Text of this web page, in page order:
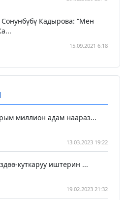
Кадырова: “Мен
15.09.2021 6:18
миллион адам наараз...
13.03.2023 19:22
куткаруу иштерин ...
19.02.2023 21:32